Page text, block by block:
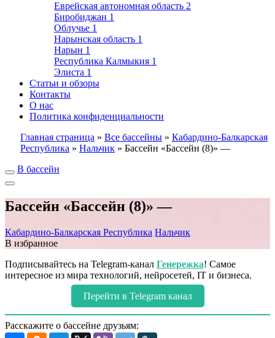
Еврейская автономная область 2
Биробиджан 1
Облучье 1
Нарынская область 1
Нарын 1
Республика Калмыкия 1
Элиста 1
Статьи и обзоры
Контакты
О нас
Политика конфиденциальности
Главная страница » Все бассейны » Кабардино-Балкарская
Республика » Нальчик » Бассейн «Бассейн (8)» —
В бассейн
Бассейн «Бассейн (8)» —
Кабардино-Балкарская Республика Нальчик
В избранное
Подписывайтесь на Telegram-канал Генережка! Самое
интересное из мира технологий, нейросетей, IT и бизнеса.
Перейти в Telegram канал
Расскажите о бассейне друзьям: